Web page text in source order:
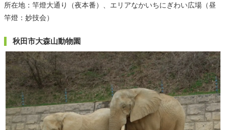
所在地：竿燈大通り（夜本番）、エリアなかいちにぎわい広場（昼
竿燈：妙技会）
秋田市大森山動物園